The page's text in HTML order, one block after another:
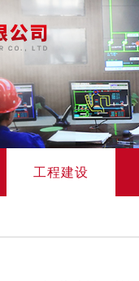
工程建设